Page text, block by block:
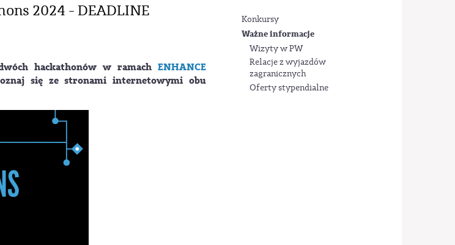
Konkursy
Ważne informacje
Wizyty w PW
Relacje z wyjazdów
zagranicznych
Oferty stypendialne
2024 - DEADLINE
hackathonów w ramach ENHANCE
się ze stronami internetowymi obu